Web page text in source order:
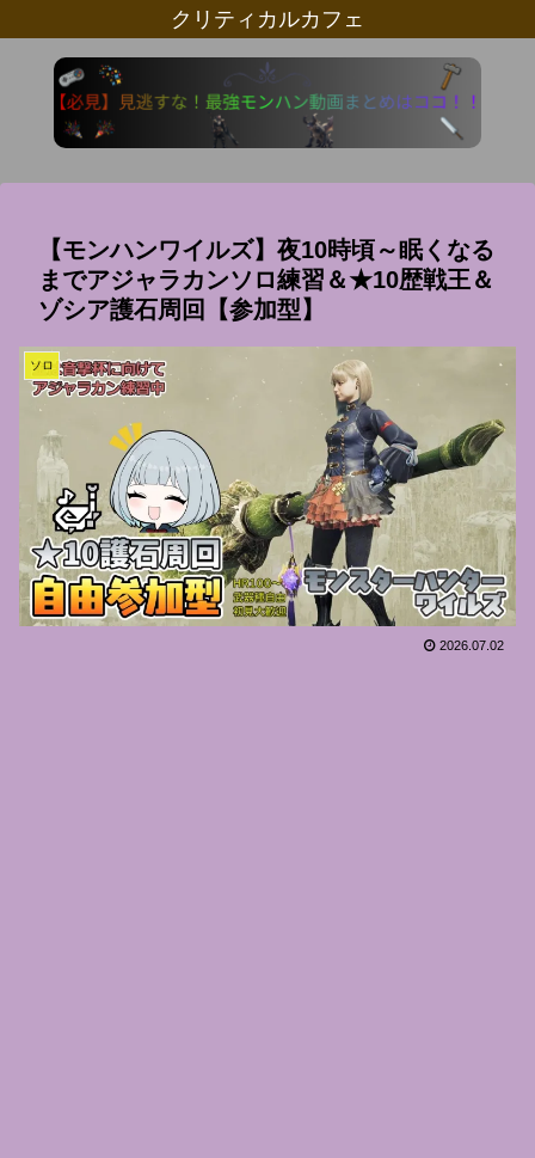
クリティカルカフェ
【モンハンワイルズ】夜10時頃～眠くなる
までアジャラカンソロ練習＆★10歴戦王＆
ゾシア護石周回【参加型】
ソロ
2026.07.02